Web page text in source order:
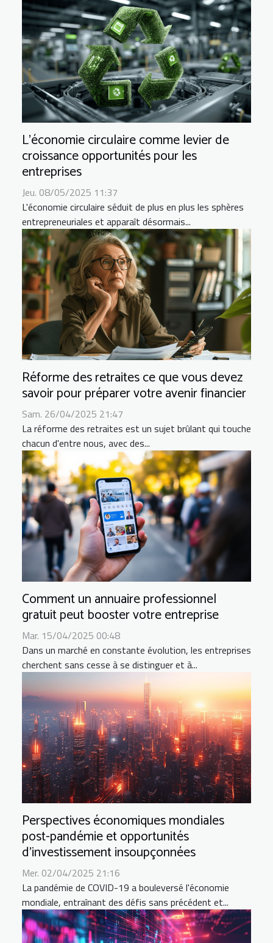
L'économie circulaire comme levier de
croissance opportunités pour les
entreprises
Jeu. 08/05/2025 11:37
L'économie circulaire séduit de plus en plus les sphères
entrepreneuriales et apparaît désormais...
Réforme des retraites ce que vous devez
savoir pour préparer votre avenir financier
Sam. 26/04/2025 21:47
La réforme des retraites est un sujet brûlant qui touche
chacun d'entre nous, avec des...
Comment un annuaire professionnel
gratuit peut booster votre entreprise
Mar. 15/04/2025 00:48
Dans un marché en constante évolution, les entreprises
cherchent sans cesse à se distinguer et à...
Perspectives économiques mondiales
post-pandémie et opportunités
d'investissement insoupçonnées
Mer. 02/04/2025 21:16
La pandémie de COVID-19 a bouleversé l'économie
mondiale, entraînant des défis sans précédent et...